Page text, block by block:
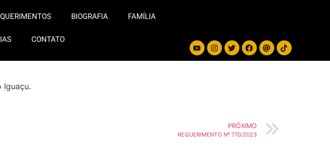
BIOGRAFIA FAMÍLIA
CONTATO
Iguaçu.
PRÓXIMO
REQUERIMENTO Nº 770/2023